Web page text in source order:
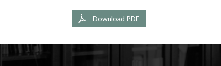
Download PDF